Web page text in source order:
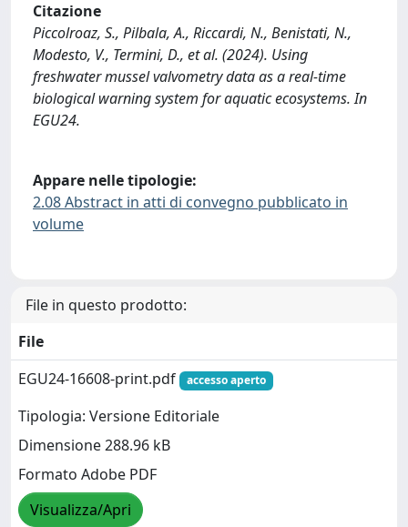
Citazione
Piccolroaz, S., Pilbala, A., Riccardi, N., Benistati, N.,
Modesto, V., Termini, D., et al. (2024). Using
freshwater mussel valvometry data as a real-time
biological warning system for aquatic ecosystems. In
EGU24.
Appare nelle tipologie:
2.08 Abstract in atti di convegno pubblicato in
volume
File in questo prodotto:
File
EGU24-16608-print.pdf
accesso aperto
Tipologia: Versione Editoriale
Dimensione 288.96 kB
Formato Adobe PDF
Visualizza/Apri